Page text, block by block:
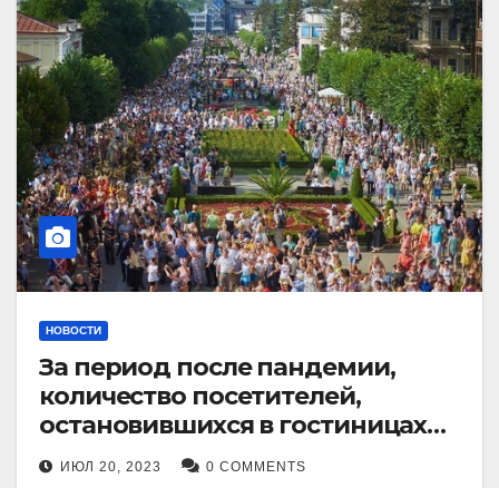
НОВОСТИ
За период после пандемии,
количество посетителей,
остановившихся в гостиницах
Кисловодска, выросло в 2,5 раза.
ИЮЛ 20, 2023 0 COMMENTS